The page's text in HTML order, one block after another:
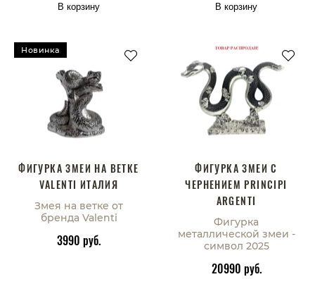
В корзину В корзину
Новинка
ФИГУРКА ЗМЕИ НА ВЕТКЕ
VALENTI ИТАЛИЯ
Змея на ветке от
бренда Valenti
3990 руб.
ФИГУРКА ЗМЕИ С
ЧЕРНЕНИЕМ PRINCIPI
ARGENTI
Фигурка
металлической змеи -
символ 2025
20990 руб.